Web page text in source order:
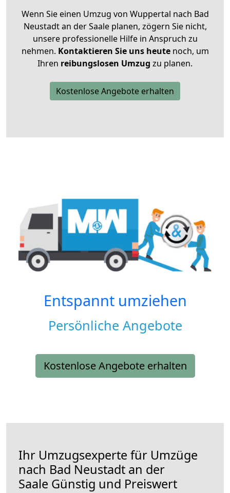
Wenn Sie einen Umzug von Wuppertal nach Bad
Neustadt an der Saale planen, zögern Sie nicht,
unsere professionelle Hilfe in Anspruch zu
nehmen. Kontaktieren Sie uns heutenoch, um
Ihren reibungslosen Umzug zu planen.
Kostenlose Angebote erhalten
Entspannt umziehen
Persönliche Angebote
Kostenlose Angebote erhalten
Ihr Umzugsexperte für Umzüge
nach Bad Neustadt an der
Saale Günstig und Preiswert